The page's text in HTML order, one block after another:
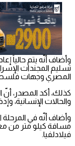
تسليم المجندات
المصري وجهات
كذلك، أكد المصدر،
والحالات الإنسانية،
وأضاف أنّه في المرحلة
مسافة كيلو متر من
فيلادلفيا.